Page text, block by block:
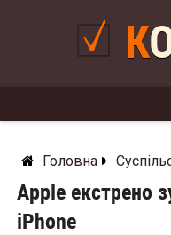
Головна
Apple екстрено
iPhone